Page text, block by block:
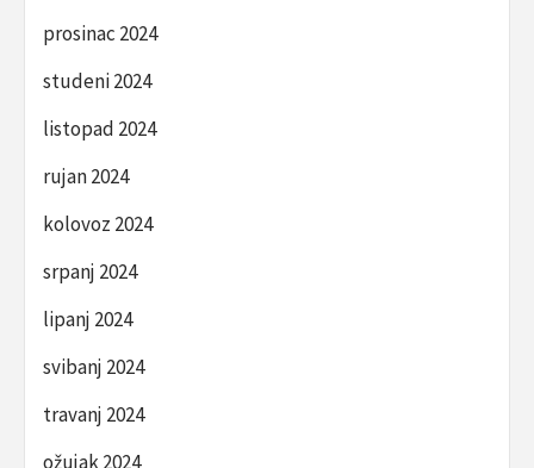
prosinac 2024
studeni 2024
listopad 2024
rujan 2024
kolovoz 2024
srpanj 2024
lipanj 2024
svibanj 2024
travanj 2024
ožujak 2024